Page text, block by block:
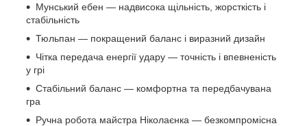
Мунський ебен — надвисока щільність, жорсткість і
стабільність
Тюльпан — покращений баланс і виразний дизайн
Чітка передача енергії удару — точність і впевненість
у грі
Стабільний баланс — комфортна та передбачувана
гра
Ручна робота майстра Ніколаєнка — безкомпромісна